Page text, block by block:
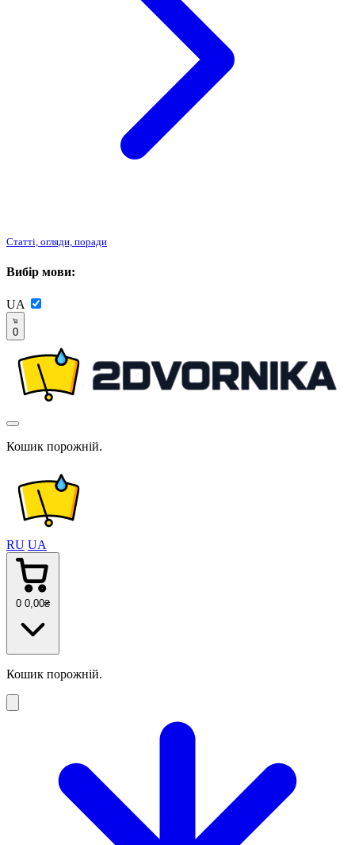
Статті, огляди, поради
Вибір мови:
UA
0
Кошик порожній.
RU UA
0 0 ,00₴
Кошик порожній.